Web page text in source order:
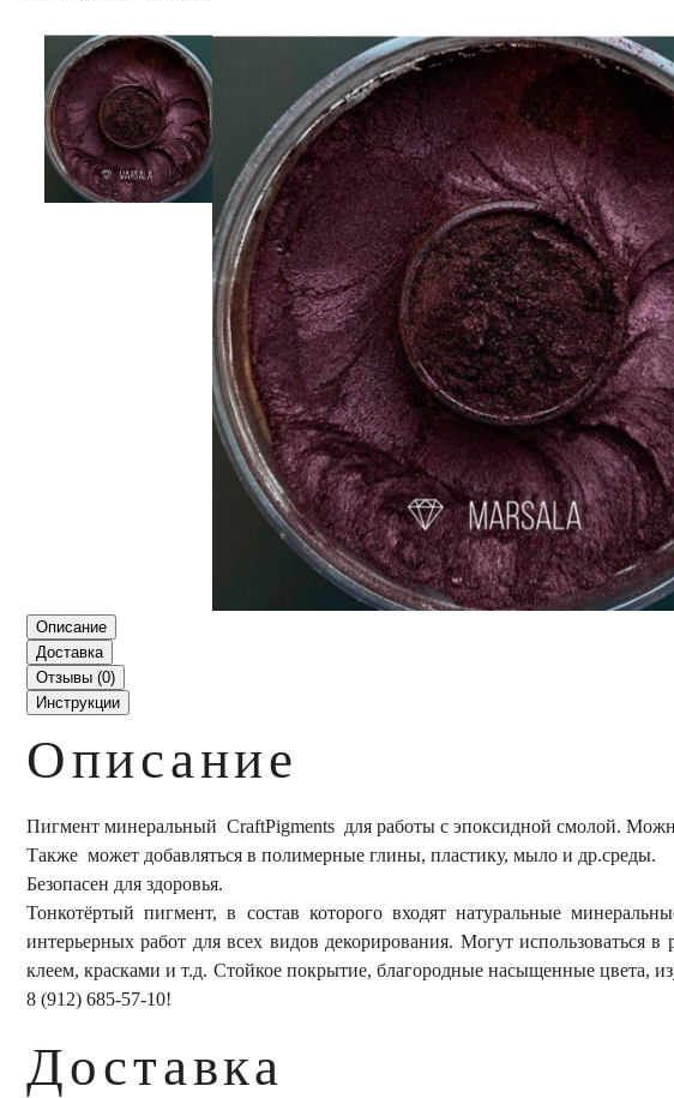
Описание
Доставка
Отзывы (0)
Инструкции
Описание
Пигмент минеральный CraftPigments для работы с эпоксидной смолой.
Также может добавляться в полимерные глины, пластику, мыло и др.среды.
Безопасен для здоровья.
Тонкотёртый пигмент, в состав которого входят натуральные
интерьерных работ для всех видов декорирования. Могут
клеем, красками и т.д. Стойкое покрытие, благородные насыщенные цвета,
8 (912) 685-57-10!
Доставка